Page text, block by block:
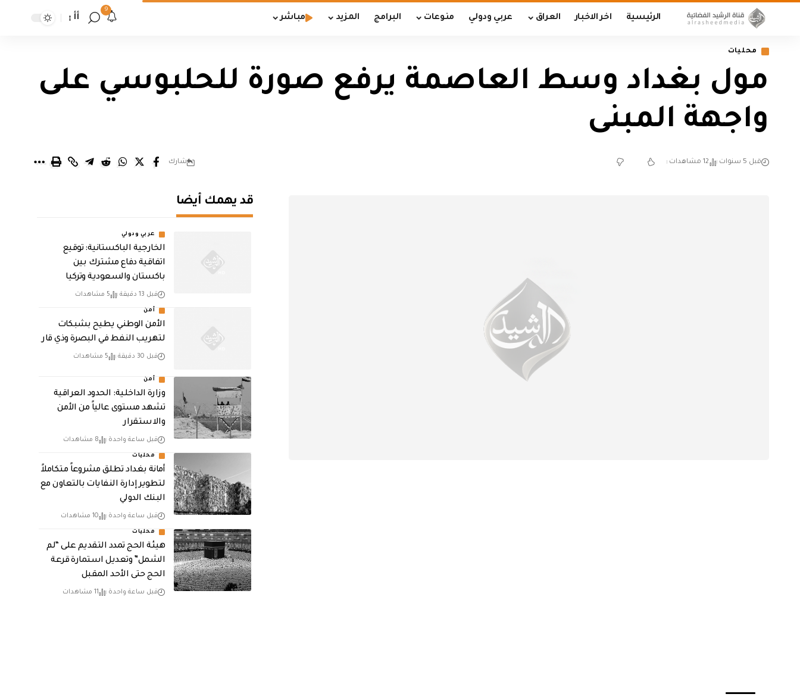
الرئيسية اخر الاخبار العراق عربي ودولي منوعات البرامج المزيد مباشر
9
أأ
محليات
مول بغداد وسط العاصمة يرفع صورة للحلبوسي على
واجهة المبنى
قبل 5 سنوات 12 مشاهدات شارك
قد يهمك أيضا
عربي ودولي
الخارجية الباكستانية: توقيع
اتفاقية دفاع مشترك بين
باكستان والسعودية وتركيا
قبل 13 دقيقة 5 مشاهدات
أمن
الأمن الوطني يطيح بشبكات
لتهريب النفط في البصرة وذي قار
قبل 30 دقيقة 5 مشاهدات
أمن
وزارة الداخلية: الحدود العراقية
تشهد مستوى عالياً من الأمن
والاستقرار
قبل ساعة واحدة 8 مشاهدات
محليات
أمانة بغداد تطلق مشروعاً متكاملاً
لتطوير إدارة النفايات بالتعاون مع
البنك الدولي
قبل ساعة واحدة 10 مشاهدات
محليات
هيئة الحج تمدد التقديم على “لم
الشمل” وتعديل استمارة قرعة
الحج حتى الأحد المقبل
قبل ساعة واحدة 11 مشاهدات